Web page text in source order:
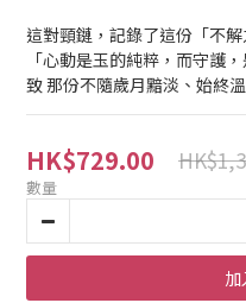
這對頸鏈，記錄了這份「不解
「心動是玉的純粹，而守護
致 那份不隨歲月黯淡、始終
HK$729.00
數量
加